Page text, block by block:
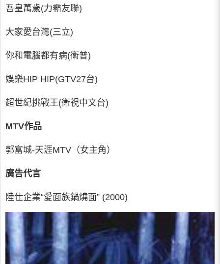
吾皇萬歲(力霸友聯)
大家愛台灣(三立)
你和電腦都有病(衛普)
娛樂HIP HIP(GTV27台)
超世紀挑戰王(衛視中文台)
MTV作品
郭富城-天涯MTV（女主角）
廣告代言
陸仕企業“愛面族鍋燒面” (2000)